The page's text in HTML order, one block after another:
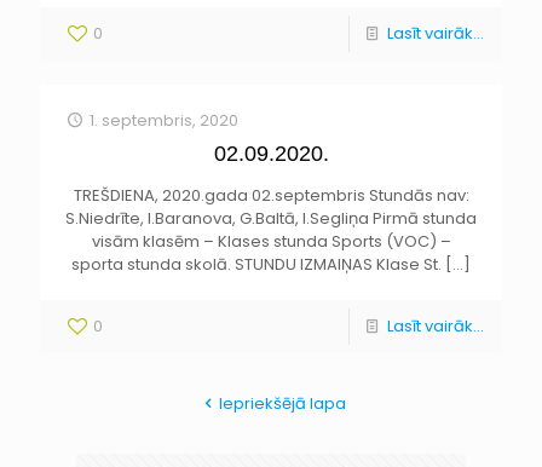
0 Lasīt vairāk...
1. septembris, 2020
02.09.2020.
TREŠDIENA, 2020.gada 02.septembris Stundās nav:
S.Niedrīte, I.Baranova, G.Baltā, I.Segliņa Pirmā stunda
visām klasēm – Klases stunda Sports (VOC) –
sporta stunda skolā. STUNDU IZMAIŅAS Klase St. […]
0 Lasīt vairāk...
Iepriekšējā lapa